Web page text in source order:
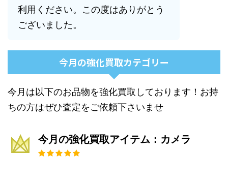
利用ください。この度はありがとう
ございました。
今月の強化買取カテゴリー
今月は以下のお品物を強化買取しております！お持
ちの方はぜひ査定をご依頼下さいませ
今月の強化買取アイテム：カメラ